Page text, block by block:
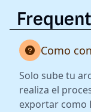
Como
Solo sube tu
realiza el
exportar como